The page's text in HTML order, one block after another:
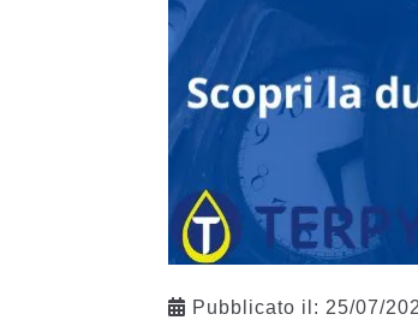
Pubblicato il: 25/07/